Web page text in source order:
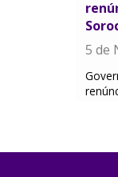
5 de